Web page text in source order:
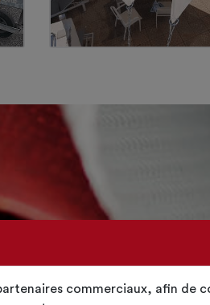
commerciaux, afin de